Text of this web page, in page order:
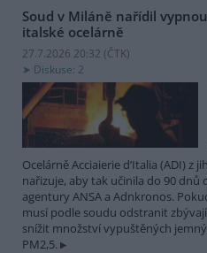
Soud v Miláně nařídil
italské ocelárně
27.7.2026 20:32 (ČTK)
Diskuse: 2
Ocelárně Acciaierie d’Italia (ADI) z
nařizuje, aby tak učinila do 90
agentury ANSA a Adnkronos.
musí podle soudu odstranit
snížit množství vypuštěných
PM2,5.